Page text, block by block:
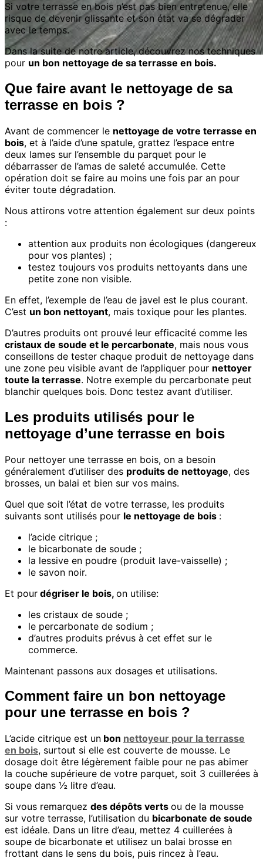
Si votre terrasse en bois n’est pas bien entretenue, elle
risque de devenir glissante et son état va se dégrader
avec le temps.
Dans la suite de notre article, découvrez nos techniques
pour un bon nettoyage de sa terrasse en bois.
Que faire avant le nettoyage de sa
terrasse en bois ?
Avant de commencer le nettoyage de votre terrasse en
bois, et à l’aide d’une spatule, grattez l’espace entre
deux lames sur l’ensemble du parquet pour le
débarrasser de l’amas de saleté accumulée. Cette
opération doit se faire au moins une fois par an pour
éviter toute dégradation.
Nous attirons votre attention également sur deux points
:
attention aux produits non écologiques (dangereux
pour vos plantes) ;
testez toujours vos produits nettoyants dans une
petite zone non visible.
En effet, l’exemple de l’eau de javel est le plus courant.
C’est un bon nettoyant, mais toxique pour les plantes.
D’autres produits ont prouvé leur efficacité comme les
cristaux de soude et le percarbonate, mais nous vous
conseillons de tester chaque produit de nettoyage dans
une zone peu visible avant de l’appliquer pour nettoyer
toute la terrasse. Notre exemple du percarbonate peut
blanchir quelques bois. Donc testez avant d’utiliser.
Les produits utilisés pour le
nettoyage d’une terrasse en bois
Pour nettoyer une terrasse en bois, on a besoin
généralement d’utiliser des produits de nettoyage, des
brosses, un balai et bien sur vos mains.
Quel que soit l’état de votre terrasse, les produits
suivants sont utilisés pour le nettoyage de bois :
l’acide citrique ;
le bicarbonate de soude ;
la lessive en poudre (produit lave-vaisselle) ;
le savon noir.
Et pour dégriser le bois, on utilise:
les cristaux de soude ;
le percarbonate de sodium ;
d’autres produits prévus à cet effet sur le
commerce.
Maintenant passons aux dosages et utilisations.
Comment faire un bon nettoyage
pour une terrasse en bois ?
L’acide citrique est un bon nettoyeur pour la terrasse
en bois, surtout si elle est couverte de mousse. Le
dosage doit être légèrement faible pour ne pas abimer
la couche supérieure de votre parquet, soit 3 cuillerées à
soupe dans ½ litre d’eau.
Si vous remarquez des dépôts verts ou de la mousse
sur votre terrasse, l’utilisation du bicarbonate de soude
est idéale. Dans un litre d’eau, mettez 4 cuillerées à
soupe de bicarbonate et utilisez un balai brosse en
frottant dans le sens du bois, puis rincez à l’eau.